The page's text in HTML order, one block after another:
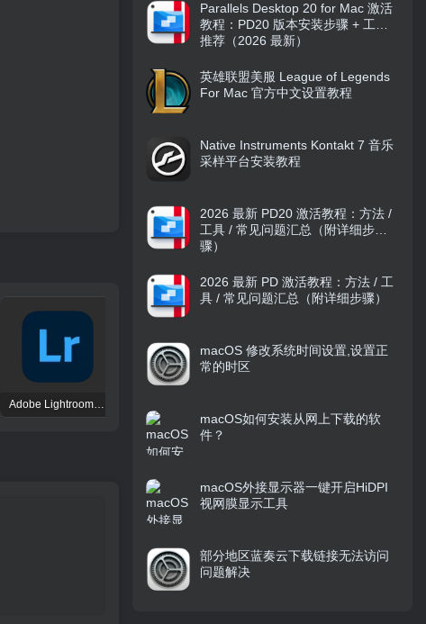
Adobe Lightroom CC 破解版 – 照片管理与编辑工具
Parallels Desktop 20 for Mac 激活
教程：PD20 版本安装步骤 + 工具
推荐（2026 最新）
英雄联盟美服 League of Legends
For Mac 官方中文设置教程
Native Instruments Kontakt 7 音乐
采样平台安装教程
2026 最新 PD20 激活教程：方法 /
工具 / 常见问题汇总（附详细步
骤）
2026 最新 PD 激活教程：方法 / 工
具 / 常见问题汇总（附详细步骤）
macOS 修改系统时间设置,设置正
常的时区
macOS如何安装从网上下载的软
件？
macOS外接显示器一键开启HiDPI
视网膜显示工具
部分地区蓝奏云下载链接无法访问
问题解决